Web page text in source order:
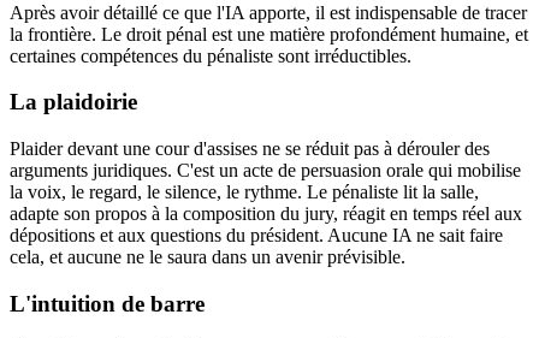
Après avoir détaillé ce que l'IA apporte, il est indispensable de tracer
la frontière. Le droit pénal est une matière profondément humaine, et
certaines compétences du pénaliste sont irréductibles.
La plaidoirie
Plaider devant une cour d'assises ne se réduit pas à dérouler des
arguments juridiques. C'est un acte de persuasion orale qui mobilise
la voix, le regard, le silence, le rythme. Le pénaliste lit la salle,
adapte son propos à la composition du jury, réagit en temps réel aux
dépositions et aux questions du président. Aucune IA ne sait faire
cela, et aucune ne le saura dans un avenir prévisible.
L'intuition de barre